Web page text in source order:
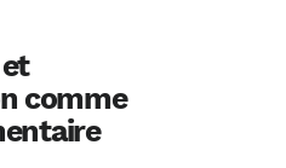
comme